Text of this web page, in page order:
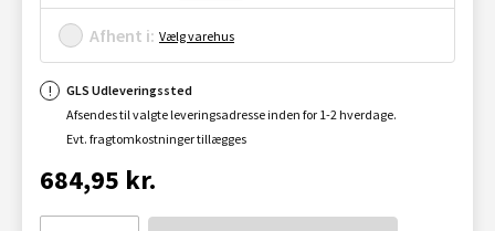
Afhent i: Vælg varehus
GLS Udleveringssted
Afsendes til valgte leveringsadresse inden for 1-2 hverdage.
Evt. fragtomkostninger tillægges
684,95 kr.